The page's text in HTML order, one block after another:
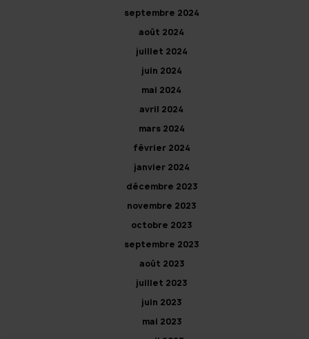
septembre 2024
août 2024
juillet 2024
juin 2024
mai 2024
avril 2024
mars 2024
février 2024
janvier 2024
décembre 2023
novembre 2023
octobre 2023
septembre 2023
août 2023
juillet 2023
juin 2023
mai 2023